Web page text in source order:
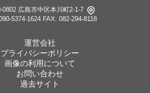
0802 広島市中区本川町2-1-7
5374-1624 FAX: 082-294-8118
運営会社
プライバシーポリシー
画像の利用について
お問い合わせ
過去サイト